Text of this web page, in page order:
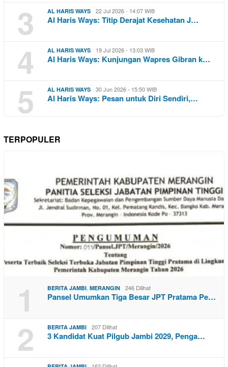
3 AL HARIS WAYS 22 Jul 2026 - 14:07 WIB
Al Haris Ways: Titip Derajat Kesehatan J…
4 AL HARIS WAYS 19 Jul 2026 - 13:03 WIB
Al Haris Ways: Kunjungan Wapres Gibran k…
5 AL HARIS WAYS 30 Jun 2026 - 15:50 WIB
Al Haris Ways: Pesan untuk Diri Sendiri,…
TERPOPULER
1 BERITA JAMBI, MERANGIN 246 Dilihat
Pansel Umumkan Tiga Besar JPT Pratama Pe…
2 BERITA JAMBI 207 Dilihat
3 Kandidat Kuat Pilgub Jambi 2029, Penga…